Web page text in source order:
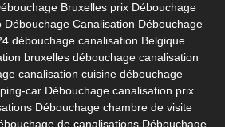
Bruxelles prix Débouchage
Débouchage Canalisation Débouchage
débouchage canalisation Belgique
bruxelles débouchage canalisation
canalisation cuisine débouchage
car Débouchage canalisation prix
Débouchage chambre de visite
de canalisations Débouchage